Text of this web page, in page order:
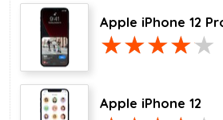
Apple iPhone 12
Apple iPhone 12